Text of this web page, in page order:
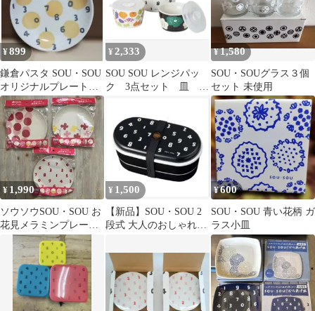
¥899
鎌倉パスタ SOU・SOU
オリジナルプレート
皿 イエロー
¥ 2,333
SOU SOU レンジパッ
ク 3点セット 皿 食
¥1,580
SOU・SOUグラス３個
セット 未使用
¥ 1,990
ソウソウSOU・SOU お
花見メラミンプレート
皿3枚セット 非売品
¥ 1,500
【新品】SOU・SOU 2
段式 大人のおしゃれお
¥600
SOU・SOU 青い花柄 ガ
ラス小皿